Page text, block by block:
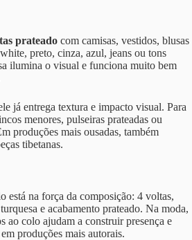
prateado com camisas, vestidos, blusas
preto, cinza, azul, jeans ou tons
ilumina o visual e funciona muito bem
já entrega textura e impacto visual. Para
menores, pulseiras prateadas ou
produções mais ousadas, também
tibetanas.
está na força da composição: 4 voltas,
e acabamento prateado. Na moda,
ao colo ajudam a construir presença e
produções mais autorais.